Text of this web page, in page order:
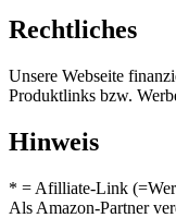
Rechtliches
Unsere Webseite
Produktlinks bzw.
Hinweis
* = Afilliate-Link
Als Amazon-Partner